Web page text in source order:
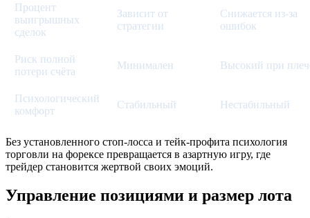
Процент
выигрышных
сделок
Зависит от
стратегии
Снижается из-за
ошибок
Риск полной
потери счёта
Минимален Высокий при
Психологический
комфорт
Стабильный Нестабильный
Без установленного стоп-лосса и тейк-профита психология
торговли на форексе превращается в азартную игру, где
трейдер становится жертвой своих эмоций.
Управление позициями и размер лота